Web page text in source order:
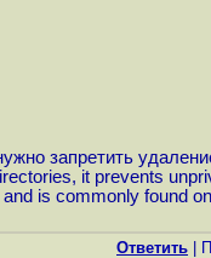
запретить
it prevents
is commonly found
Ответить